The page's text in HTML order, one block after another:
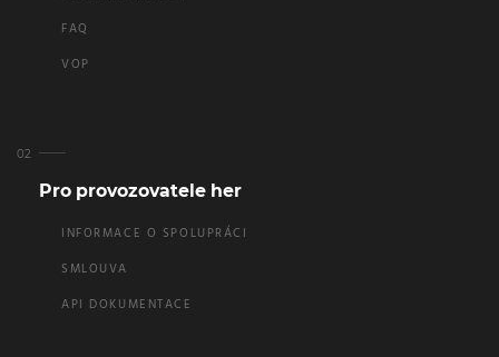
FAQ
VOP
Pro provozovatele her
INFORMACE O SPOLUPRÁCI
SMLOUVA
API DOKUMENTACE